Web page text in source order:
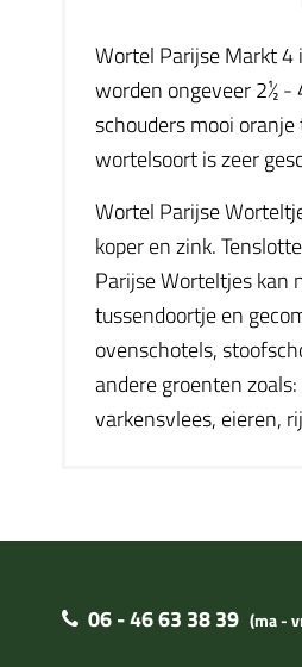
Wortel Parijse Markt 4
worden ongeveer 2½ -
schouders mooi
wortelsoort is zeer
Wortel Parijse
koper en zink.
Parijse Worteltjes kan
tussendoortje en
ovenschotels,
andere groenten
varkensvlees, eieren,
06 - 46 63 38 39 (ma -